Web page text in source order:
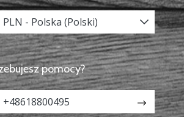
PLN - Polska (Polski)
pomocy?
+48618800495